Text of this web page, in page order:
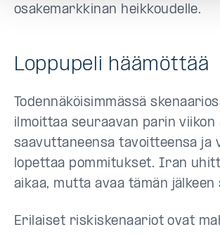
osakemarkkinan heikkoudelle.
Loppupeli häämöttää
Todennäköisimmässä
ilmoittaa seuraavan parin viikon
saavuttaneensa tavoitteensa ja
lopettaa pommitukset. Iran
aikaa, mutta avaa tämän jälkeen
Erilaiset riskiskenaariot ovat